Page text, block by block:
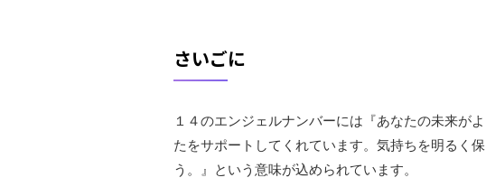
さいごに
１４のエンジェルナンバーには『あなたの未来が
たをサポートしてくれています。気持ちを明るく
う。』という意味が込められています。